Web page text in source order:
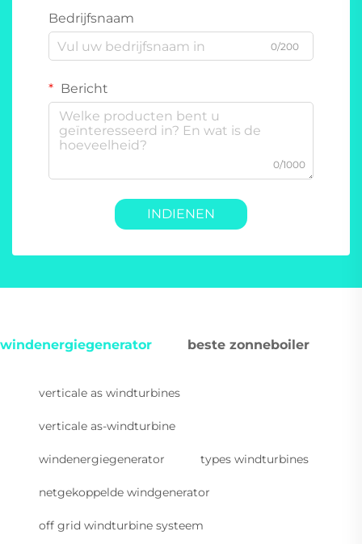
Bedrijfsnaam
0/200
Bericht
0/1000
INDIENEN
windenergiegenerator beste zonneboiler
verticale as windturbines
verticale as-windturbine
windenergiegenerator types windturbines
netgekoppelde windgenerator
off grid windturbine systeem